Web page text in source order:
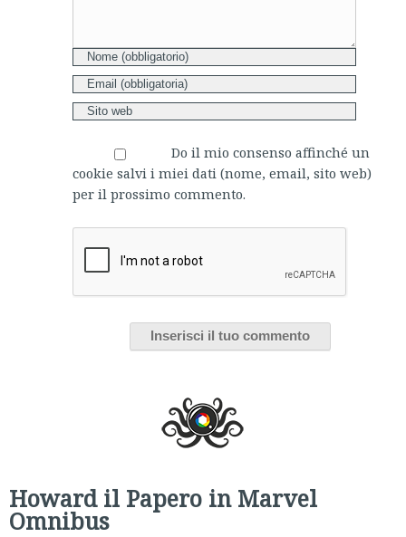
Do il mio consenso affinché un
cookie salvi i miei dati (nome, email, sito web)
per il prossimo commento.
Howard il Papero in Marvel
Omnibus